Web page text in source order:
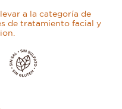
a la categoría de
de tratamiento facial y